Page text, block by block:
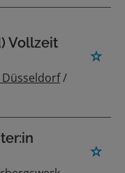
Vollzeit
/